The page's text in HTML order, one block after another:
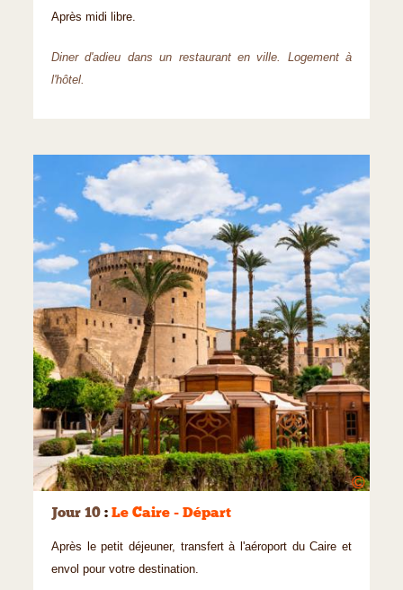
Après midi libre.
Diner d'adieu dans un restaurant en ville. Logement à
l'hôtel.
©
Jour 10 : Le Caire - Départ
Après le petit déjeuner, transfert à l'aéroport du Caire et
envol pour votre destination.